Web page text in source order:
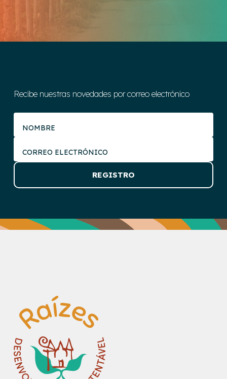
Recibe nuestras novedades por correo electrónico